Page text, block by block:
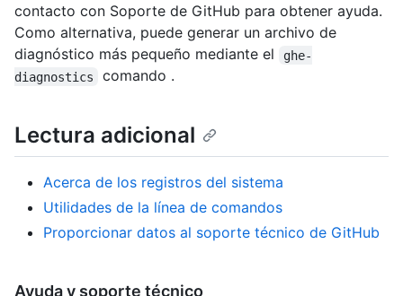
contacto con Soporte de GitHub para obtener ayuda.
Como alternativa, puede generar un archivo de
diagnóstico más pequeño mediante el
ghe-
diagnostics
comando .
Lectura adicional
Acerca de los registros del sistema
Utilidades de la línea de comandos
Proporcionar datos al soporte técnico de GitHub
Ayuda y soporte técnico